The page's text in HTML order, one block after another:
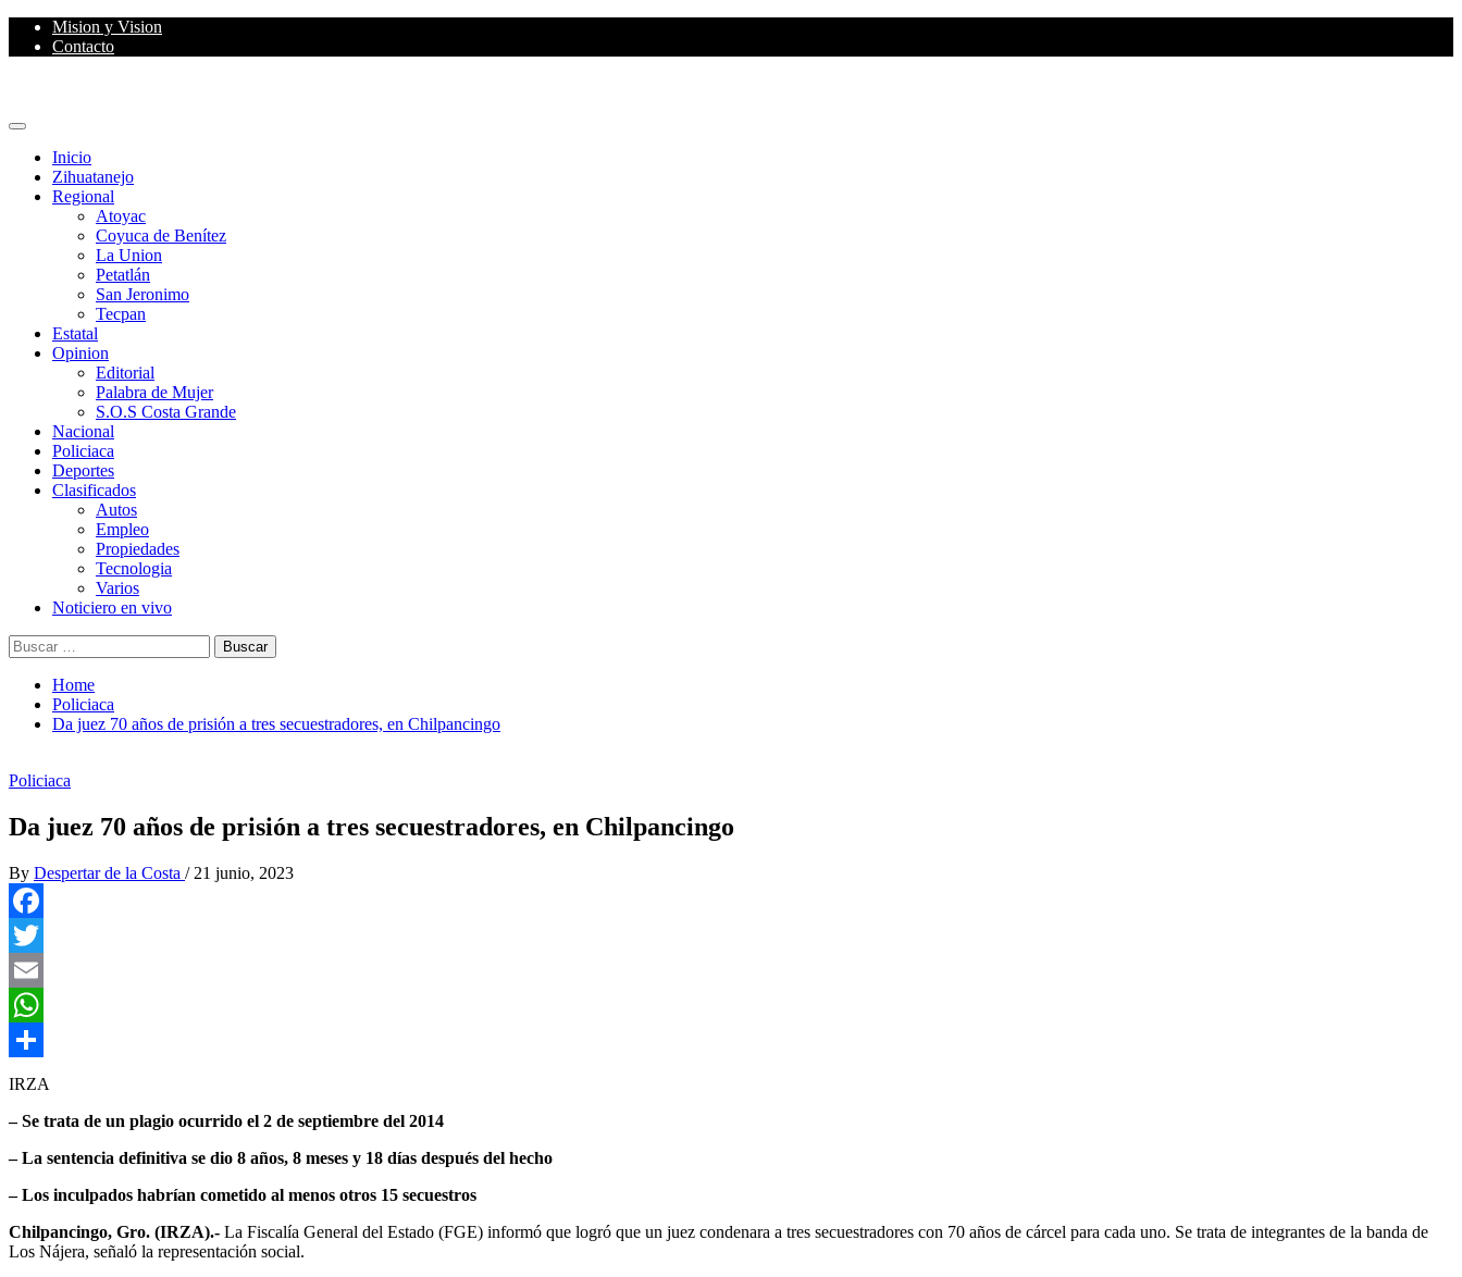
Skip
Mision y Vision
Contacto
Primary
Inicio
Zihuatanejo
Regional
Atoyac
Coyuca de Benítez
La Union
Petatlán
San Jeronimo
Tecpan
Estatal
Opinion
Editorial
Palabra de Mujer
S.O.S Costa Grande
Nacional
Policiaca
Deportes
Clasificados
Autos
Empleo
Propiedades
Tecnologia
Varios
Noticiero en vivo
Buscar:
Home
Policiaca
Da juez 70 años de prisión a tres secuestradores, en Chilpancingo
Policiaca
Da juez 70 años de prisión a tres secuestradores, en Chilpancingo
By Despertar de la Costa / 21 junio, 2023
Facebook
Twitter
Email
WhatsApp
Compartir
IRZA
– Se trata de un plagio ocurrido el 2 de septiembre del 2014
– La sentencia definitiva se dio 8 años, 8 meses y 18 días después del hecho
– Los inculpados habrían cometido al menos otros 15 secuestros
Chilpancingo, Gro. (IRZA).- La Fiscalía General del Estado (FGE) informó que logró que un juez condenara a tres secuestradores con 70 años de cárcel para cada uno. Se trata de integrantes de la banda de
Los Nájera, señaló la representación social.